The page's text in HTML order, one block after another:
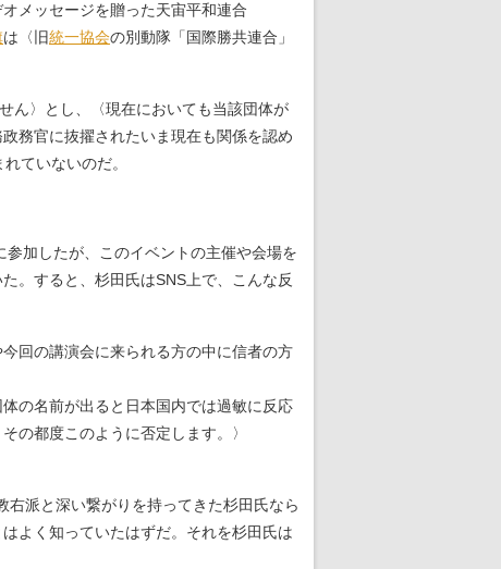
オメッセージを贈った天宙平和連合
は〈旧統一協会の別動隊「国際勝共連合」
ん〉とし、〈現在においても当該団体が
務官に抜擢されたいま現在も関係を認め
ていないのだ。
加したが、このイベントの主催や会場を
。すると、杉田氏はSNS上で、こんな反
回の講演会に来られる方の中に信者の方
の名前が出ると日本国内では過敏に反応
の都度このように否定します。〉
派と深い繋がりを持ってきた杉田氏なら
よく知っていたはずだ。それを杉田氏は